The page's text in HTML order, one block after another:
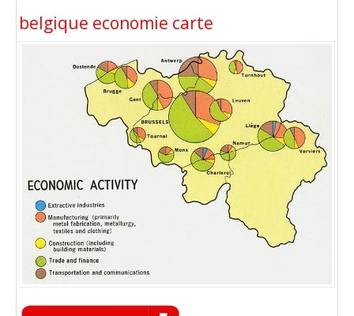
belgique economie carte